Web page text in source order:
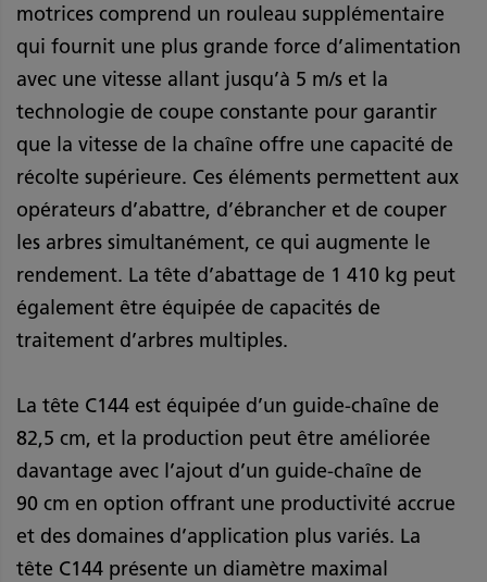
motrices comprend un rouleau supplémentaire
qui fournit une plus grande force d’alimentation
avec une vitesse allant jusqu’à 5 m/s et la
technologie de coupe constante pour garantir
que la vitesse de la chaîne offre une capacité de
récolte supérieure. Ces éléments permettent aux
opérateurs d’abattre, d’ébrancher et de couper
les arbres simultanément, ce qui augmente le
rendement. La tête d’abattage de 1 410 kg peut
également être équipée de capacités de
traitement d’arbres multiples.
La tête C144 est équipée d’un guide-chaîne de
82,5 cm, et la production peut être améliorée
davantage avec l’ajout d’un guide-chaîne de
90 cm en option offrant une productivité accrue
et des domaines d’application plus variés. La
tête C144 présente un diamètre maximal